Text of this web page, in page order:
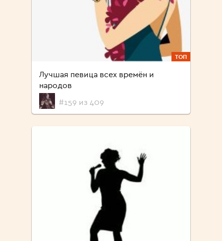
ТОП
Лучшая певица всех времён и
народов
#159 из 409